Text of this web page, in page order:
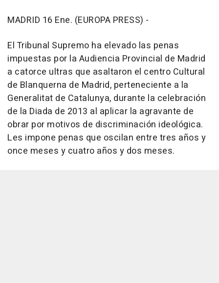
MADRID 16 Ene. (EUROPA PRESS) -
El Tribunal Supremo ha elevado las penas
impuestas por la Audiencia Provincial de Madrid
a catorce ultras que asaltaron el centro Cultural
de Blanquerna de Madrid, perteneciente a la
Generalitat de Catalunya, durante la celebración
de la Diada de 2013 al aplicar la agravante de
obrar por motivos de discriminación ideológica.
Les impone penas que oscilan entre tres años y
once meses y cuatro años y dos meses.